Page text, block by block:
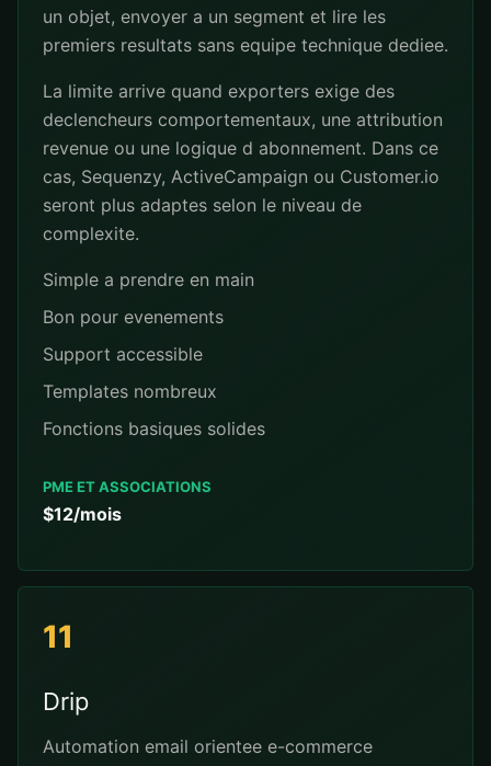
un objet, envoyer a un segment et lire les
premiers resultats sans equipe technique dediee.
La limite arrive quand exporters exige des
declencheurs comportementaux, une attribution
revenue ou une logique d abonnement. Dans ce
cas, Sequenzy, ActiveCampaign ou Customer.io
seront plus adaptes selon le niveau de
complexite.
Simple a prendre en main
Bon pour evenements
Support accessible
Templates nombreux
Fonctions basiques solides
PME ET ASSOCIATIONS
$12/mois
11
Drip
Automation email orientee e-commerce